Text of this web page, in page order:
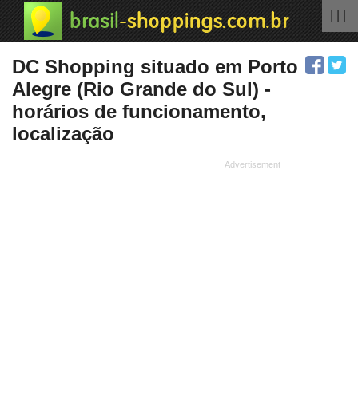
DC Shopping situado em Porto
Alegre (Rio Grande do Sul) -
horários de funcionamento,
localização